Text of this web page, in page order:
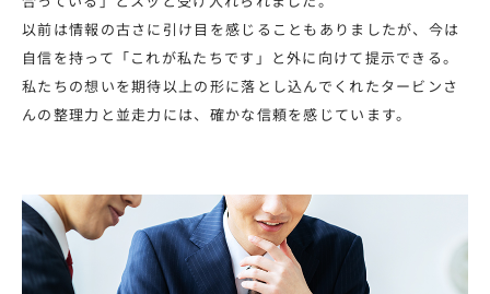
以前は情報の古さに引け目を感じることもありましたが、今は
自信を持って「これが私たちです」と外に向けて提示できる。
私たちの想いを期待以上の形に落とし込んでくれたタービンさ
んの整理力と並走力には、確かな信頼を感じています。